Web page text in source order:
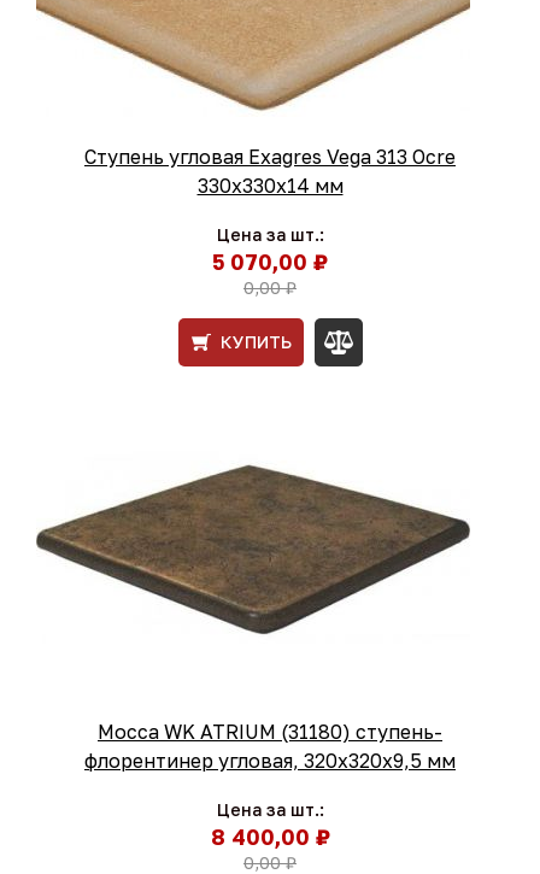
Ступень угловая Exagres Vega 313 Ocre
330х330х14 мм
Цена за шт.:
5 070,00 ₽
0,00 ₽
КУПИТЬ
Mocca WK ATRIUM (31180) ступень-
флорентинер угловая, 320х320х9,5 мм
Цена за шт.:
8 400,00 ₽
0,00 ₽